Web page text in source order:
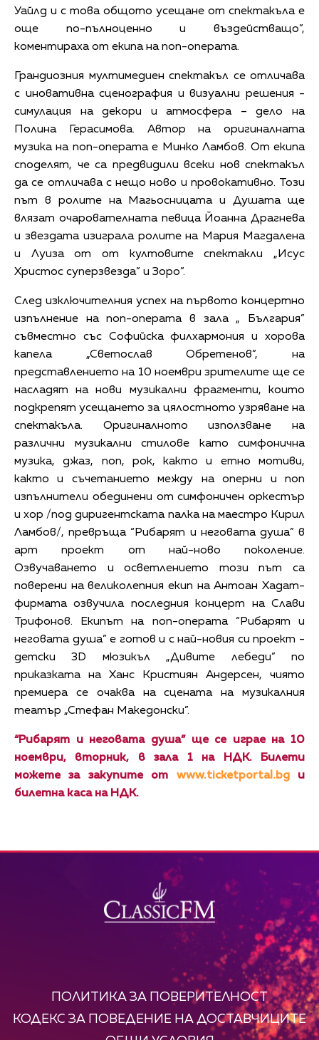
Уайлд и с това общото усещане от спектакъла е
още по-пълноценно и въздействащо”,
коментираха от екипа на поп-операта.
Грандиозния мултимедиен спектакъл се отличава
с иновативна сценография и визуални решения -
симулация на декори и атмосфера – дело на
Полина Герасимова. Автор на оригиналната
музика на поп-операта е Минко Ламбов. От екипа
споделят, че са предвидили всеки нов спектакъл
да се отличава с нещо ново и провокативно. Този
път в ролите на Магьосницата и Душата ще
влязат очарователната певица Йоанна Драгнева
и звездата изиграла ролите на Мария Магдалена
и Луиза от от култовите спектакли „Исус
Христос суперзвезда” и Зоро”.
След изключителния успех на първото концертно
изпълнение на поп-операта в зала „ България”
съвместно със Софийска филхармония и хорова
капела „Светослав Обретенов”, на
представлението на 10 ноември зрителите ще се
насладят на нови музикални фрагменти, които
подкрепят усещането за цялостното узряване на
спектакъла. Оригиналното използване на
различни музикални стилове като симфонична
музика, джаз, поп, рок, както и етно мотиви,
както и съчетанието между на оперни и поп
изпълнители обединени от симфоничен оркестър
и хор /под диригентската палка на маестро Кирил
Ламбов/, превръща “Рибарят и неговата душа” в
арт проект от най-ново поколение.
Озвучаването и осветлението този път са
поверени на великолепния екип на Антоан Хадат-
фирмата озвучила последния концерт на Слави
Трифонов. Екипът на поп-операта “Рибарят и
неговата душа” е готов и с най-новия си проект -
детски 3D мюзикъл „Дивите лебеди” по
приказката на Ханс Кристиян Андерсен, чиято
премиера се очаква на сцената на музикалния
театър „Стефан Македонски”.
“Рибарят и неговата душа” ще се играе на 10
ноември, вторник, в зала 1 на НДК. Билети
можете за закупите от www.ticketportal.bgи
билетна каса на НДК.
ПОЛИТИКА ЗА ПОВЕРИТЕЛНОСТ
КОДЕКС ЗА ПОВЕДЕНИЕ НА ДОСТАВЧИЦИТЕ